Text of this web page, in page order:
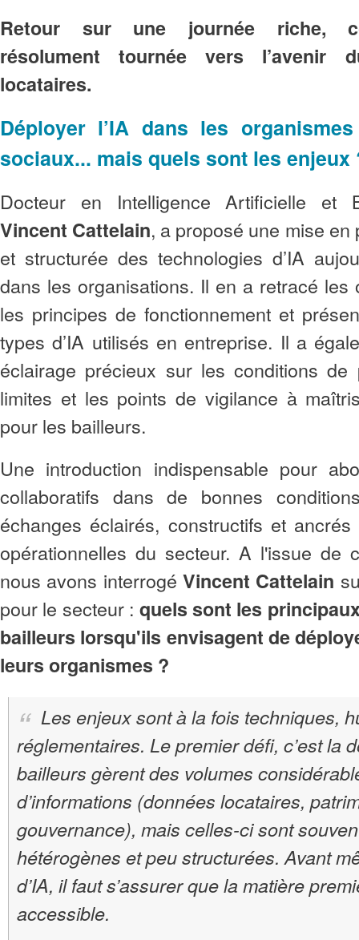
Retour sur une journée riche,
résolument tournée vers l’avenir
locataires.
Déployer l’IA dans les
sociaux... mais quels sont les
Docteur en Intelligence Artificielle et
Vincent Cattelain, a proposé une mise
et structurée des technologies d’IA
dans les organisations. Il en a retracé les
les principes de fonctionnement et
types d’IA utilisés en entreprise. Il a
éclairage précieux sur les conditions de
limites et les points de vigilance à
pour les bailleurs.
Une introduction indispensable pour
collaboratifs dans de bonnes
échanges éclairés, constructifs et
opérationnelles du secteur. A l'issue de
nous avons interrogéVincent Cattelain
pour le secteur : quels sont les
bailleurs lorsqu'ils envisagent de
leurs organismes ?
Les enjeux sont à la fois techniques,
réglementaires. Le premier défi, c’est la
bailleurs gèrent des volumes
d’informations (données locataires,
gouvernance), mais celles-ci sont
hétérogènes et peu structurées. Avant
d’IA, il faut s’assurer que la matière
accessible.